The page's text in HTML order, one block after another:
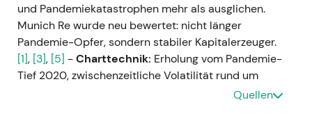
und Pandemiekatastrophen mehr als ausglichen.
Munich Re wurde neu bewertet: nicht länger
Pandemie-Opfer, sondern stabiler Kapitalerzeuger.
[1], [3], [5] -Charttechnik: Erholung vom Pandemie-
Tief 2020, zwischenzeitliche Volatilität rund um
Quellen